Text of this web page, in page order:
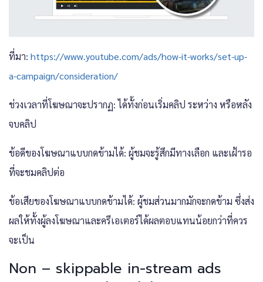
ที่มา: https://www.youtube.com/ads/how-it-works/set-up-
a-campaign/consideration/
ช่วงเวลาที่โฆษณาจะปรากฏ: ได้ทั้งก่อนเริ่มคลิป ระหว่าง หรือหลัง
จบคลิป
ข้อดีของโฆษณาแบบกดข้ามได้: ผู้ชมจะรู้สึกมีทางเลือก และเฝ้ารอ
ที่จะชมคลิปต่อ
ข้อเสียของโฆษณาแบบกดข้ามได้: ผู้ชมส่วนมากมักจะกดข้าม ซึ่งส่ง
ผลให้ทั้งผู้ลงโฆษณาและครีเอเตอร์ได้ผลตอบแทนน้อยกว่าที่ควร
จะเป็น
Non – skippable in-stream ads